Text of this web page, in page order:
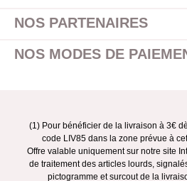
NOS PARTENAIRES
NOS MODES DE
(1) Pour bénéficier de la livraison à 3€
code LIV85 dans la zone prévue à
Offre valable uniquement sur notre site
de traitement des articles lourds,
pictogramme et surcout de la